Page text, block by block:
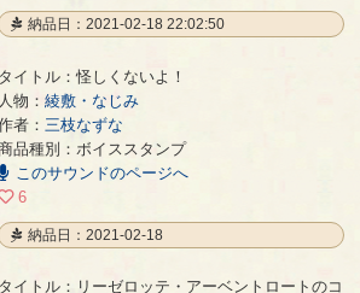
納品日：2021-02-18 22:02:50
いよ！ - 三枝なずな
タイトル：怪しくないよ！
人物： 綾敷・なじみ
者： 三枝なずな
品種別：ボイススタンプ
このサウンドのページへ
6
納品日：2021-02-18
タイトル：リーゼロッテ・アーベントロートのコ